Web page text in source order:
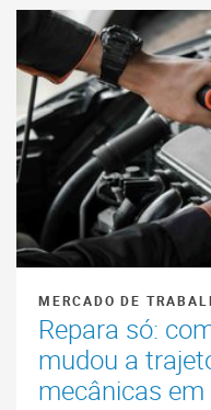
MERCADO DE
Repara só:
mudou a
mecânicas